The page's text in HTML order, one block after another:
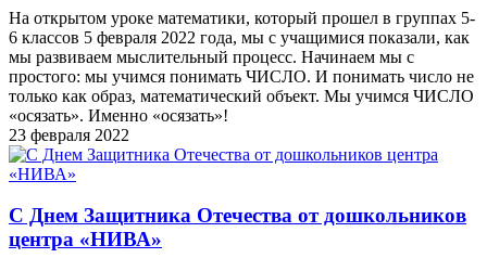
На открытом уроке математики, который прошел в группах 5-
6 классов 5 февраля 2022 года, мы с учащимися показали, как
мы развиваем мыслительный процесс. Начинаем мы с
простого: мы учимся понимать ЧИСЛО. И понимать число не
только как образ, математический объект. Мы учимся ЧИСЛО
«осязать». Именно «осязать»!
23 февраля 2022
С Днем Защитника Отечества от дошкольников
центра «НИВА»